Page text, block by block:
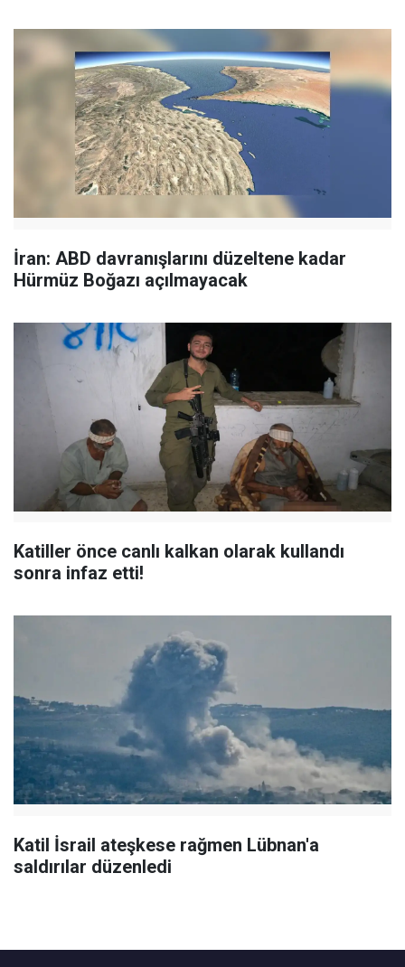
İran: ABD davranışlarını düzeltene kadar
Hürmüz Boğazı açılmayacak
Katiller önce canlı kalkan olarak kullandı
sonra infaz etti!
Katil İsrail ateşkese rağmen Lübnan'a
saldırılar düzenledi